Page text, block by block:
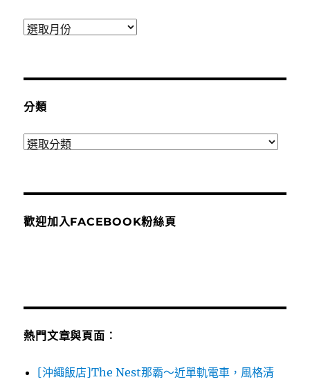
彙
分類
分
歡迎加入FACEBOOK粉絲頁
熱門文章與頁面︰
[沖繩飯店]The Nest那霸～近單軌電車，風格清